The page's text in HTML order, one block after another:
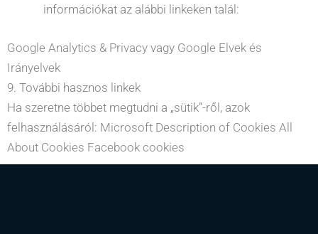
információkat az alábbi linkeken talál:
Google Analytics & Privacy vagy Google Elvek és
Irányelvek
9. További hasznos linkek
Ha szeretne többet megtudni a „sütik”-ről, azok
felhasználásáról: Microsoft Description of Cookies All
About Cookies Facebook cookies